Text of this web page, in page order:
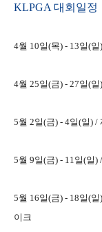
KLPGA 대회 일정
4월 10일(목) - 13일(일
4월 25일(금) - 27일(일
5월 2일(금) - 4일(일) /
5월 9일(금) - 11일(일) /
5월 16일(금) - 18일(일
이크